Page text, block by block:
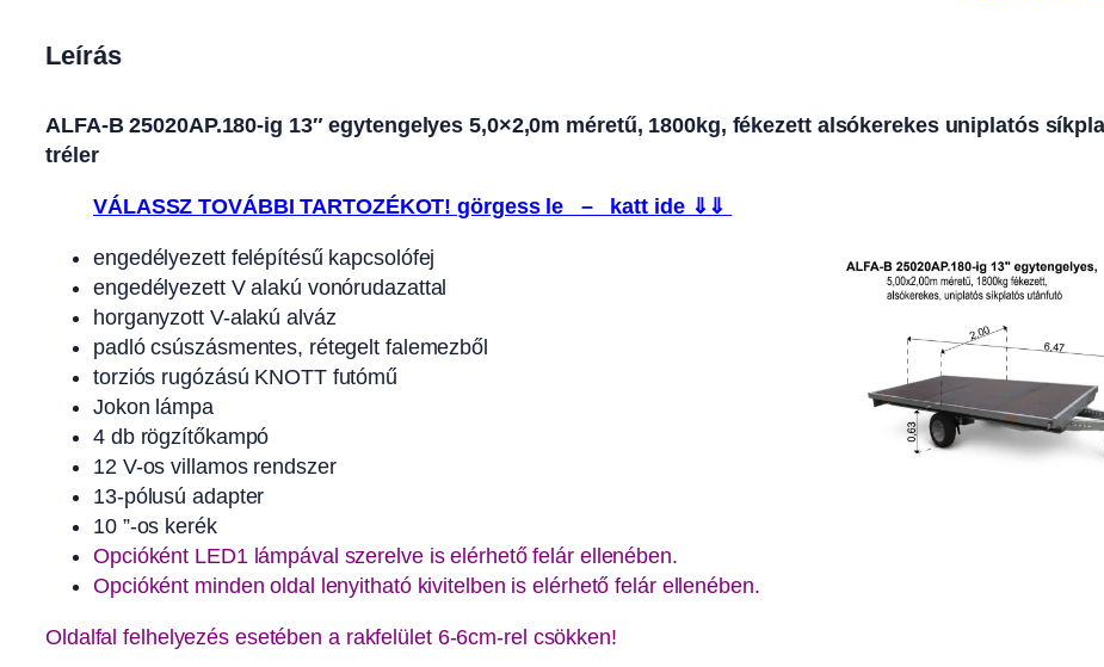
Leírás
ALFA-B 25020AP.180-ig 13″ egytengelyes 5,0×2,0m méretű, 1800kg, fékezett alsókerekes uniplatós
tréler
VÁLASSZ TOVÁBBI TARTOZÉKOT! görgess le – katt ide ⇓⇓
engedélyezett felépítésű kapcsolófej
engedélyezett V alakú vonórudazattal
horganyzott V-alakú alváz
padló csúszásmentes, rétegelt falemezből
torziós rugózású KNOTT futómű
Jokon lámpa
4 db rögzítőkampó
12 V-os villamos rendszer
13-pólusú adapter
10 ”-os kerék
Opcióként LED1 lámpával szerelve is elérhető felár ellenében.
Opcióként minden oldal lenyitható kivitelben is elérhető felár ellenében.
Oldalfal felhelyezés esetében a rakfelület 6-6cm-rel csökken!